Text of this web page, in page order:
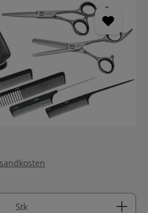
gewünschten Wert ein
Stk